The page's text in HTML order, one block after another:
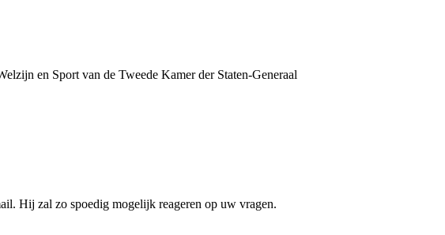
en Sport van de Tweede Kamer der Staten-Generaal
Hij zal zo spoedig mogelijk reageren op uw vragen.